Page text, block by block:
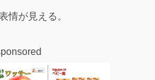
情が見える。